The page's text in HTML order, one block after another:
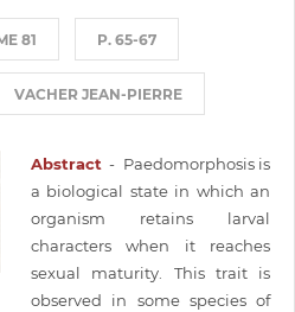
81 P. 65-67
VACHER JEAN-PIERRE
Abstract - Paedomorphosis is
a biological state in which an
organism retains larval
characters when it reaches
sexual maturity. This trait is
observed in some species of